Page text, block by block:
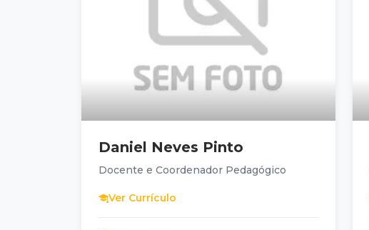
Daniel Neves Pinto
Docente e Coordenador Pedagógico
Ver Currículo